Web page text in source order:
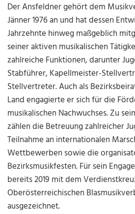
Der Ansfeldner gehört dem
Jänner 1976 an und hat dessen
Jahrzehnte hinweg maßgeblich
seiner aktiven musikalischen
zahlreiche Funktionen, darunter
Stabführer, Kapellmeister-
Stellvertreter. Auch als
Land engagierte er sich für die
musikalischen Nachwuchses. Zu
zählen die Betreuung zahlreicher
Teilnahme an internationalen
Wettbewerben sowie die
Bezirksmusikfesten. Für sein
bereits 2019 mit dem
Oberösterreichischen
ausgezeichnet.